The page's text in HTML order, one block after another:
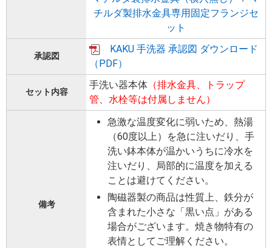
チルダ製排水金具専用固定フランジセ
ット
承認図
KAKU 手洗器 承認図 ダウンロード
（PDF）
セット内容
手洗い器本体 （排水金具、トラップ
管、水栓等は付属しません）
備考
急激な温度変化に弱いため、熱湯
（60度以上）を急に注いだり、手
洗い鉢本体が温かいうちに冷水を
注いだり、局部的に温度を加える
ことは避けてください。
陶磁器製の商品は性質上、鉄分が
含まれた小さな「黒い点」がある
場合がございます。焼き物特有の
表情としてご理解ください。